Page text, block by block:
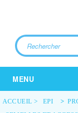
MENU
ACCUEIL > EPI >